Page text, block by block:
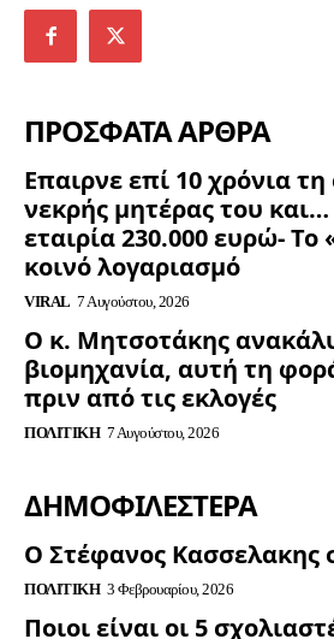
ΠΡΟΣΦΑΤΑ ΑΡΘΡΑ
Επαιρνε επί 10 χρόνια
νεκρής μητέρας του
εταιρία 230.000 ευρώ-
κοινό λογαριασμό
VIRAL 7 Αυγούστου, 2026
Ο κ. Μητσοτάκης
βιομηχανία, αυτή τη
πριν από τις εκλογές
ΠΟΛΙΤΙΚΉ 7 Αυγούστου, 2026
ΔΗΜΟΦΙΛΈΣΤΕΡΑ
Ο Στέφανος Κασσελακης
ΠΟΛΙΤΙΚΉ 3 Φεβρουαρίου, 2026
Ποιοι είναι οι 5